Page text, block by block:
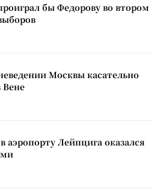
бы Федорову во втором
Москвы касательно
Вене
аэропорту Лейпцига оказался